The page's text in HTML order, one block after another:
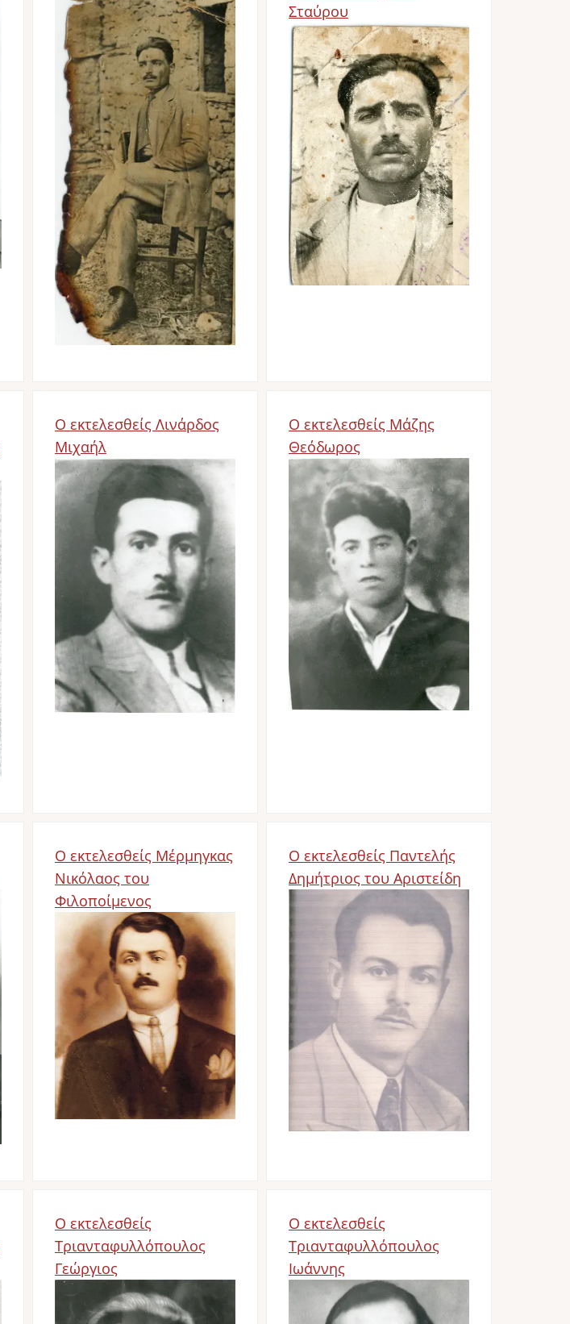
Σταύρου
Image
Ο εκτελεσθείς Λινάρδος
Μιχαήλ
Image
Ο εκτελεσθείς Μάζης
Θεόδωρος
Image
Ο εκτελεσθείς Μέρμηγκας
Νικόλαος του
Φιλοποίμενος
Image
Ο εκτελεσθείς Παντελής
Δημήτριος του Αριστείδη
Image
Ο εκτελεσθείς
Τριανταφυλλόπουλος
Γεώργιος
Image
Ο εκτελεσθείς
Τριανταφυλλόπουλος
Ιωάννης
Image